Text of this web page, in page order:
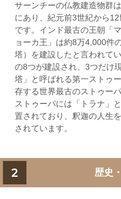
サーンチーの仏教建造物群
にあり、紀元前3世紀から
です。インド最古の王朝「
ョーカ王」は約8万4,000件
塔）を建設したと言われて
の8つが建設され、3つだけ
塔」と呼ばれる第一ストゥ
存する世界最古のストゥー
ストゥーパには「トラナ」
置されており、釈迦の人生
されています。
2 歴史